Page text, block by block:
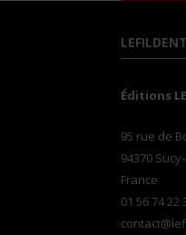
Éditions
95 rue de
94370
France
01 56 74 22